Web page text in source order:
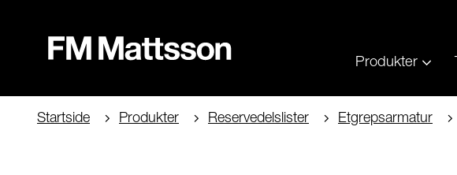
Produkter
Startside Produkter Reservedelslister Etgrepsarmatur